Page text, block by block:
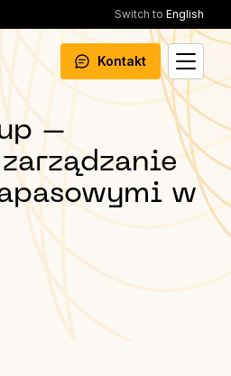
Switch to English
Kontakt
–
w